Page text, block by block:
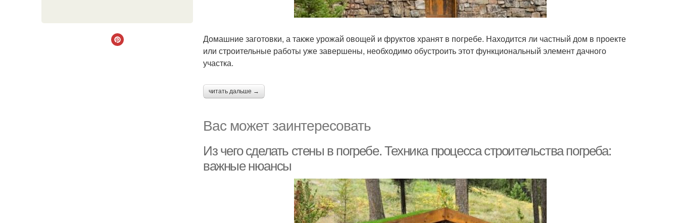
Домашние заготовки, а также урожай овощей и фруктов хранят в погребе. Находится ли частный дом в проекте
или строительные работы уже завершены, необходимо обустроить этот функциональный элемент дачного
участка.
читать дальше →
Вас может заинтересовать
Из чего сделать стены в погребе. Техника процесса строительства погреба:
важные нюансы